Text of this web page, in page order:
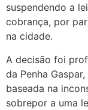
suspendendo a
cobrança, por
na cidade.
A decisão foi
da Penha
baseada na
sobrepor a uma